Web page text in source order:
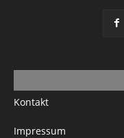
Kontakt
Impressum